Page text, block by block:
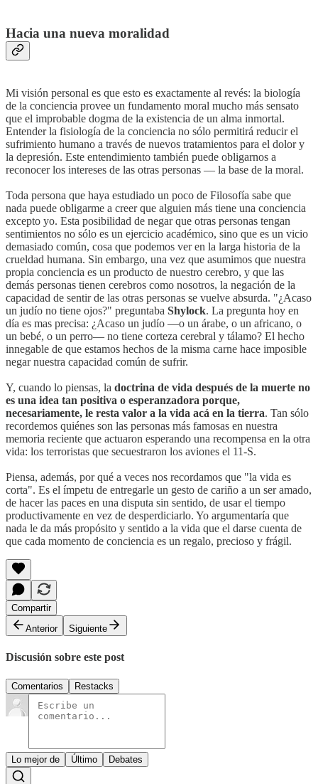
Hacia una nueva moralidad
Mi visión personal es que esto es exactamente al revés: la biología
de la conciencia provee un fundamento moral mucho más sensato
que el improbable dogma de la existencia de un alma inmortal.
Entender la fisiología de la conciencia no sólo permitirá reducir el
sufrimiento humano a través de nuevos tratamientos para el dolor y
la depresión. Este entendimiento también puede obligarnos a
reconocer los intereses de las otras personas — la base de la moral.
Toda persona que haya estudiado un poco de Filosofía sabe que
nada puede obligarme a creer que alguien más tiene una conciencia
excepto yo. Esta posibilidad de negar que otras personas tengan
sentimientos no sólo es un ejercicio académico, sino que es un vicio
demasiado común, cosa que podemos ver en la larga historia de la
crueldad humana. Sin embargo, una vez que asumimos que nuestra
propia conciencia es un producto de nuestro cerebro, y que las
demás personas tienen cerebros como nosotros, la negación de la
capacidad de sentir de las otras personas se vuelve absurda. "¿Acaso
un judío no tiene ojos?" preguntaba Shylock. La pregunta hoy en
día es mas precisa: ¿Acaso un judío —o un árabe, o un africano, o
un bebé, o un perro— no tiene corteza cerebral y tálamo? El hecho
innegable de que estamos hechos de la misma carne hace imposible
negar nuestra capacidad común de sufrir.
Y, cuando lo piensas, la doctrina de vida después de la muerte no
es una idea tan positiva o esperanzadora porque,
necesariamente, le resta valor a la vida acá en la tierra. Tan sólo
recordemos quiénes son las personas más famosas en nuestra
memoria reciente que actuaron esperando una recompensa en la otra
vida: los terroristas que secuestraron los aviones el 11-S.
Piensa, además, por qué a veces nos recordamos que "la vida es
corta". Es el ímpetu de entregarle un gesto de cariño a un ser amado,
de hacer las paces en una disputa sin sentido, de usar el tiempo
productivamente en vez de desperdiciarlo. Yo argumentaría que
nada le da más propósito y sentido a la vida que el darse cuenta de
que cada momento de conciencia es un regalo, precioso y frágil.
Compartir
Anterior
Siguiente
Discusión sobre este post
Comentarios Restacks
Lo mejor de Último Debates